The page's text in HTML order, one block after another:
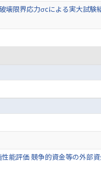
壊限界応力σcによる実大試
能評価 競争的資金等の外部